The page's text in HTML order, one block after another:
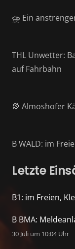
⛈️ Ein
THL Unwetter:
auf Fahrbahn
🎡 Almoshofer
B WALD: im
Letzte
B1: im Freien,
B BMA:
30 Juli um 10:04 Uhr